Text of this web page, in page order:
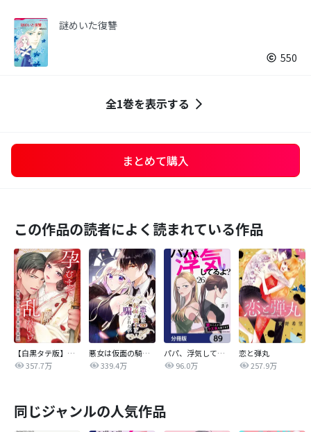
謎めいた復讐
550
全1巻を表示する
まとめて購入
この作品の読者によく読まれている作品
【白黒タテ版】孕むまで乱れいけ～身代わり花嫁と軍服の猛愛
357.7万
悪女は仮面の騎士に騙されない
339.4万
パパ、浮気してるよ？娘と二人でクズ夫を捨てます【分冊版】
96.0万
恋と弾丸
257.9万
同じジャンルの人気作品